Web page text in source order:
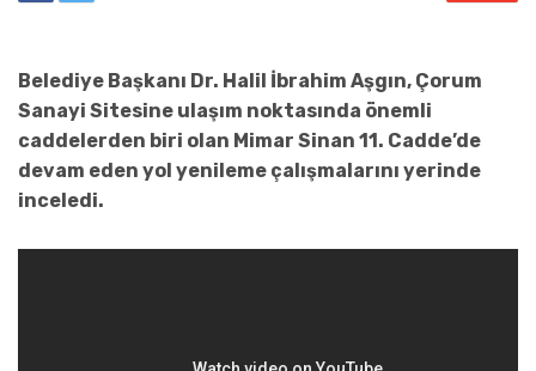
Belediye Başkanı Dr. Halil İbrahim Aşgın, Çorum
Sanayi Sitesine ulaşım noktasında önemli
caddelerden biri olan Mimar Sinan 11. Cadde’de
devam eden yol yenileme çalışmalarını yerinde
inceledi.